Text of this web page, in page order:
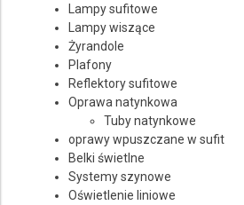
Wybierz
Rodzaj trzonka żarówki
Wybierz
Producent
Wybierz producenta
Cena
Lampy sufitowe
Lampy wiszące
Żyrandole
Plafony
Reflektory sufitowe
Oprawa natynkowa
Tuby natynkowe
oprawy wpuszczane w sufit
Belki świetlne
Systemy szynowe
Oświetlenie liniowe